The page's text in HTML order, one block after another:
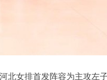
女排首发阵容为主攻左